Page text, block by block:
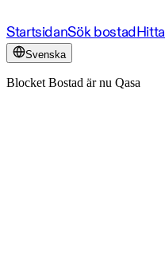
StartsidanSök bostad
Svenska
Blocket Bostad är nu Qasa